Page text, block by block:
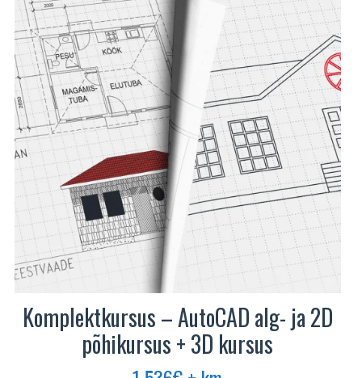
Komplektkursus – AutoCAD alg- ja 2D
põhikursus + 3D kursus